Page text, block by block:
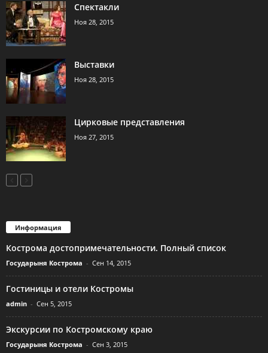
Спектакли
Ноя 28, 2015
Выставки
Ноя 28, 2015
Цирковые представления
Ноя 27, 2015
Информация
Кострома достопримечательности. Полный список
Государыня Кострома - Сен 14, 2015
Гостиницы и отели Костромы
admin - Сен 5, 2015
Экскурсии по Костромскому краю
Государыня Кострома - Сен 3, 2015